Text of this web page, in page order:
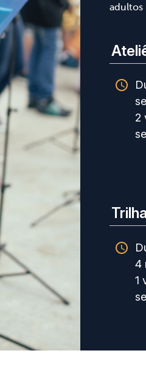
adultos
2
4
1